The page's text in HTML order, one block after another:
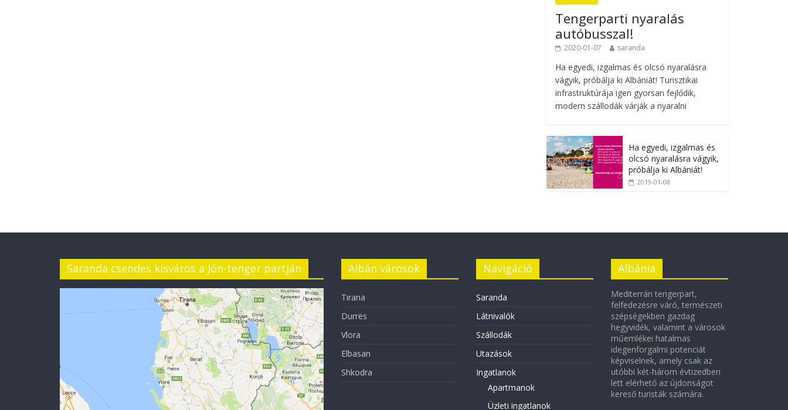
Tengerparti nyaralás
autóbusszal!
2020-01-07 saranda
Ha egyedi, izgalmas és olcsó nyaralásra
vágyik, próbálja ki Albániát! Turisztikai
infrastruktúrája igen gyorsan fejlődik,
modern szállodák várják a nyaralni
Ha egyedi, izgalmas és
olcsó nyaralásra vágyik,
próbálja ki Albániát!
2019-01-08
Saranda csendes kisváros a Jón-tenger partján Albán városok
Tirana
Durrës
Vlora
Elbasan
Shkodra
Navigáció
Saranda
Látnivalók
Szállodák
Utazások
Ingatlanok
Apartmanok
Üzleti ingatlanok
Albánia
Mediterrán tengerpart,
felfedezésre váró, természeti
szépségekben gazdag
hegyvidék, valamint a városok
műemlékei hatalmas
idegenforgalmi potenciát
képviselnek, amely csak az
utóbbi két-három évtizedben
lett elérhető az újdonságot
kereső turisták számára.